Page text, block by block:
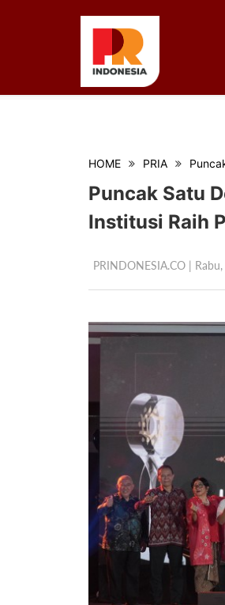
HOME PRIA
Puncak Satu
Institusi Raih
PRINDONESIA.CO | Rabu,